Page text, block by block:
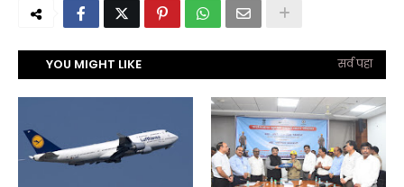
YOU MIGHT LIKE सर्व पहा